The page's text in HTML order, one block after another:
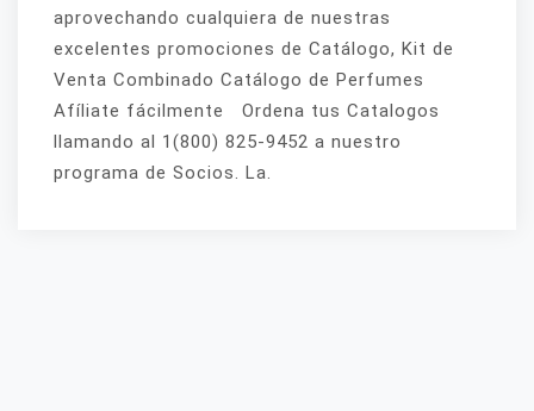
aprovechando cualquiera de nuestras
excelentes promociones de Catálogo, Kit de
Venta Combinado Catálogo de Perfumes
Afíliate fácilmente Ordena tus Catalogos
llamando al 1(800) 825-9452 a nuestro
programa de Socios. La.